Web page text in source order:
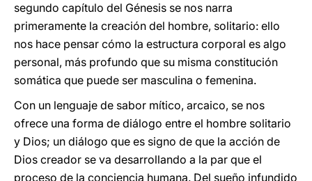
segundo capítulo del Génesis se nos narra
primeramente la creación del hombre, solitario: ello
nos hace pensar cómo la estructura corporal es algo
personal, más profundo que su misma constitución
somática que puede ser masculina o femenina.
Con un lenguaje de sabor mítico, arcaico, se nos
ofrece una forma de diálogo entre el hombre solitario
y Dios; un diálogo que es signo de que la acción de
Dios creador se va desarrollando a la par que el
proceso de la conciencia humana. Del sueño infundido